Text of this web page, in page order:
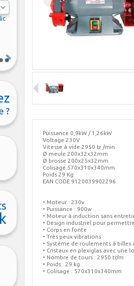
?
Puissance 0,9kW / 1,26kW
Voltage 230V
Vitesse à vide 2950 tr /min
Ø meule 200x32x32mm
Ø brosse 200x25x32mm
Colisage 570x310x340mm
Poids 29 Kg
EAN CODE 9120039902296
• Moteur : 230v
• Puissance : 900w
• Moteur à induction sans
• Design industriel pour
• Corps en fonte
• Très peux vibrations
• Système de roulements à billes
• Cristaux en plexiglas avec une
• Nombre de tours : 2950 tr/m
• Poids : 29 kg
• Colisage : 570x310x340mm